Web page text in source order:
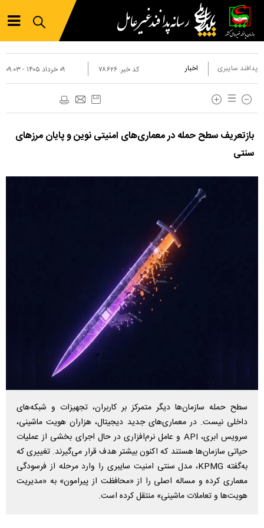
پدافند سایبری اخبار ۰۹ خرداد ۱۴۰۵ - ۰۹:۰۳ کد خبر: ۷۸۶۲۶
بازتعریف سطح حمله در معماری‌های امنیتی نوین و پایان مرز‌های
سنتی
سطح حمله سازمان‌ها دیگر متمرکز بر کاربران، تجهیزات و شبکه‌های
داخلی نیست. در معماری‌های جدید دیجیتال، هزاران هویت ماشینی،
سرویس ابری، API و عامل نرم‌افزاری در حال اجرای بخشی از عملیات
حیاتی سازمان‌ها هستند که اکنون بیشتر هدف قرار می‌گیرند. تغییری که
به‌گفته KPMG، مدل سنتی امنیت سایبری را وارد مرحله از فرسودگی
معماری کرده و مساله اصلی را از «محافظت از پیرامون» به «مدیریت
هویت‌ها و تعاملات ماشینی» منتقل کرده است.